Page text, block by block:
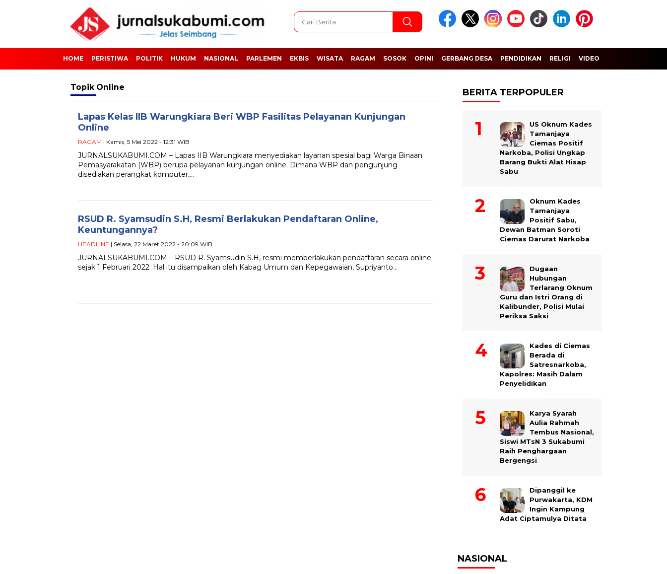
HOME PERISTIWA POLITIK HUKUM NASIONAL PARLEMEN EKBIS WISATA RAGAM SOSOK OPINI GERBANG DESA PENDIDIKAN RELIGI VIDEO
Topik Online
Lapas Kelas IIB Warungkiara Beri WBP Fasilitas Pelayanan Kunjungan
Online
RAGAM | Kamis, 5 Mei 2022 - 12:31 WIB
JURNALSUKABUMI.COM – Lapas IIB Warungkiara menyediakan layanan spesial bagi Warga Binaan
Pemasyarakatan (WBP) berupa pelayanan kunjungan online. Dimana WBP dan pengunjung
disediakan perangkat komputer,…
RSUD R. Syamsudin S.H, Resmi Berlakukan Pendaftaran Online,
Keuntungannya?
HEADLINE | Selasa, 22 Maret 2022 - 20:09 WIB
JURNALSUKABUMI.COM – RSUD R. Syamsudin S.H, resmi memberlakukan pendaftaran secara online
sejak 1 Februari 2022. Hal itu disampaikan oleh Kabag Umum dan Kepegawaian, Supriyanto…
BERITA TERPOPULER
US Oknum Kades
Tamanjaya
Ciemas Positif
Narkoba, Polisi Ungkap
Barang Bukti Alat Hisap
Sabu
Oknum Kades
Tamanjaya
Positif Sabu,
Dewan Batman Soroti
Ciemas Darurat Narkoba
Dugaan
Hubungan
Terlarang Oknum
Guru dan Istri Orang di
Kalibunder, Polisi Mulai
Periksa Saksi
Kades di Ciemas
Berada di
Satresnarkoba,
Kapolres: Masih Dalam
Penyelidikan
Karya Syarah
Aulia Rahmah
Tembus Nasional,
Siswi MTsN 3 Sukabumi
Raih Penghargaan
Bergengsi
Dipanggil ke
Purwakarta, KDM
Ingin Kampung
Adat Ciptamulya Ditata
NASIONAL